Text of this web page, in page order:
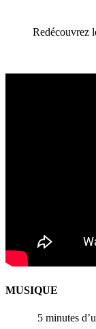
Redécouvrez
MUSIQUE
5 minutes